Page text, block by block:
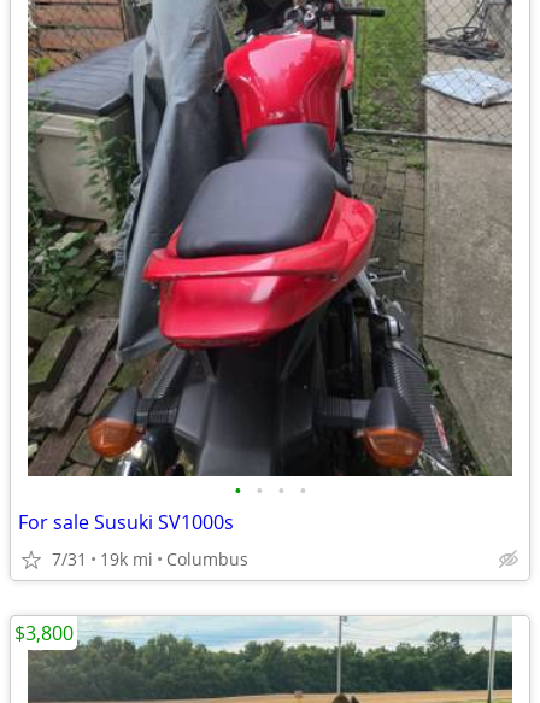
• • • •
For sale Susuki SV1000s
7/31 19k mi Columbus
$3,800